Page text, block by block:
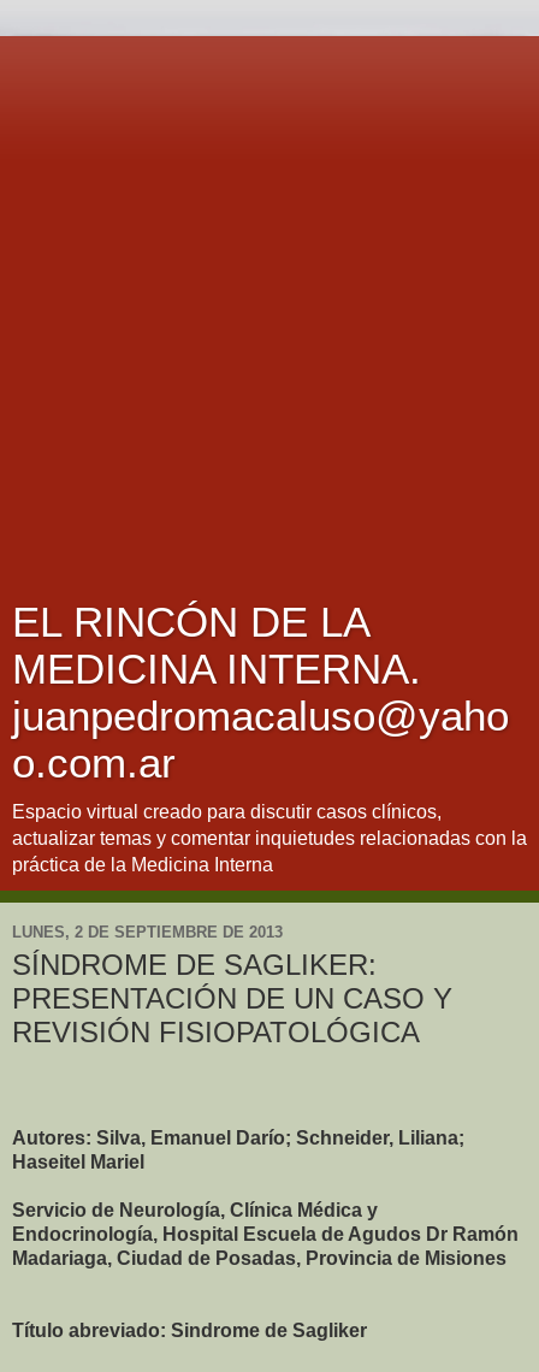
EL RINCÓN DE LA
MEDICINA INTERNA.
juanpedromacaluso@yaho
o.com.ar
Espacio virtual creado para discutir casos clínicos,
actualizar temas y comentar inquietudes relacionadas con la
práctica de la Medicina Interna
LUNES, 2 DE SEPTIEMBRE DE 2013
SÍNDROME DE SAGLIKER:
PRESENTACIÓN DE UN CASO Y
REVISIÓN FISIOPATOLÓGICA
Autores: Silva, Emanuel Darío; Schneider, Liliana;
Haseitel Mariel
Servicio de Neurología, Clínica Médica y
Endocrinología, Hospital Escuela de Agudos Dr Ramón
Madariaga, Ciudad de Posadas, Provincia de Misiones
Título abreviado: Sindrome de Sagliker